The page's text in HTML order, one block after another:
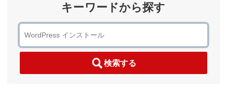
キーワードから探す
検索する